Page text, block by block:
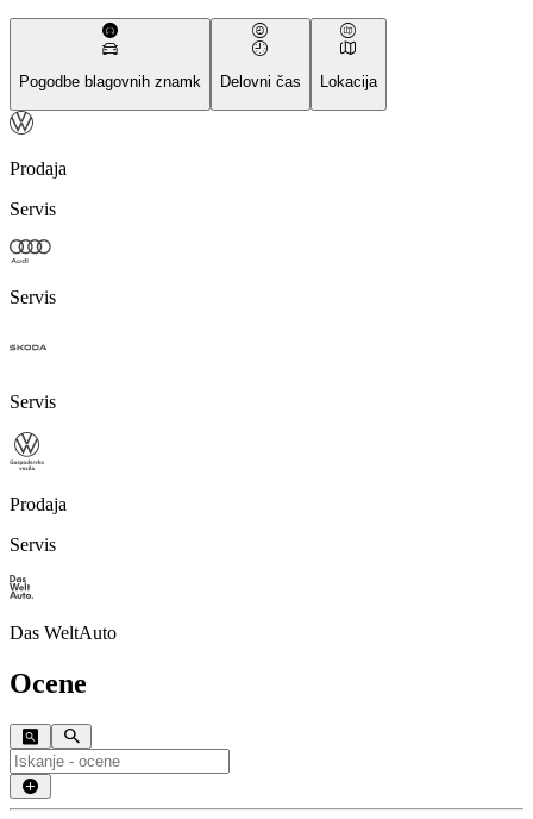
Pogodbe blagovnih znamk Delovni čas Lokacija
Prodaja
Servis
Servis
Servis
Prodaja
Servis
Das WeltAuto
Ocene